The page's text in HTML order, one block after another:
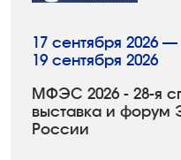
МФЭС 2026 - 28-я
выставка и форум
России
17 сентября 2026 —
19 сентября 2026